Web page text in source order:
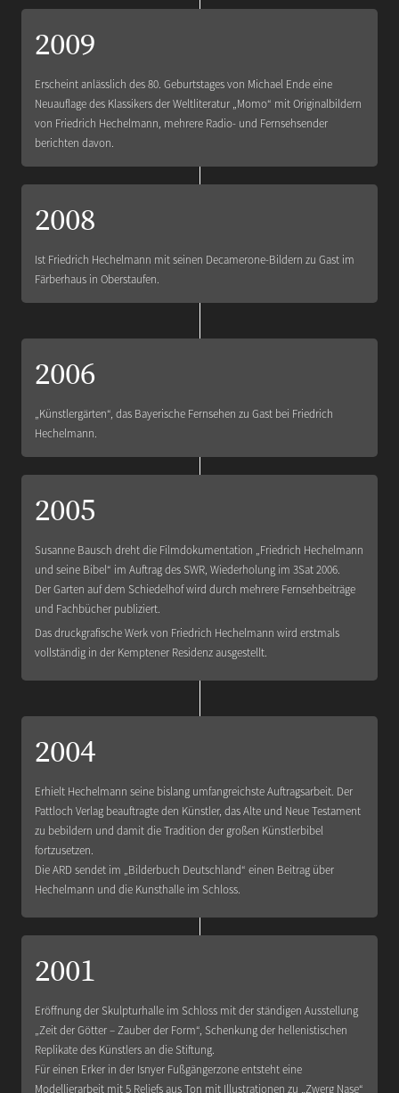
2009
Erscheint anlässlich des 80. Geburtstages von Michael Ende eine
Neuauflage des Klassikers der Weltliteratur „Momo“ mit Originalbildern
von Friedrich Hechelmann, mehrere Radio- und Fernsehsender
berichten davon.
2008
Ist Friedrich Hechelmann mit seinen Decamerone-Bildern zu Gast im
Färberhaus in Oberstaufen.
2006
„Künstlergärten“, das Bayerische Fernsehen zu Gast bei Friedrich
Hechelmann.
2005
Susanne Bausch dreht die Filmdokumentation „Friedrich Hechelmann
und seine Bibel“ im Auftrag des SWR, Wiederholung im 3Sat 2006.
Der Garten auf dem Schiedelhof wird durch mehrere Fernsehbeiträge
und Fachbücher publiziert.
Das druckgrafische Werk von Friedrich Hechelmann wird erstmals
vollständig in der Kemptener Residenz ausgestellt.
2004
Erhielt Hechelmann seine bislang umfangreichste Auftragsarbeit. Der
Pattloch Verlag beauftragte den Künstler, das Alte und Neue Testament
zu bebildern und damit die Tradition der großen Künstlerbibel
fortzusetzen.
Die ARD sendet im „Bilderbuch Deutschland“ einen Beitrag über
Hechelmann und die Kunsthalle im Schloss.
2001
Eröffnung der Skulpturhalle im Schloss mit der ständigen Ausstellung
„Zeit der Götter – Zauber der Form“, Schenkung der hellenistischen
Replikate des Künstlers an die Stiftung.
Für einen Erker in der Isnyer Fußgängerzone entsteht eine
Modellierarbeit mit 5 Reliefs aus Ton mit Illustrationen zu „Zwerg Nase“